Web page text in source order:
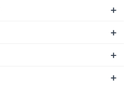
+
+
+
+